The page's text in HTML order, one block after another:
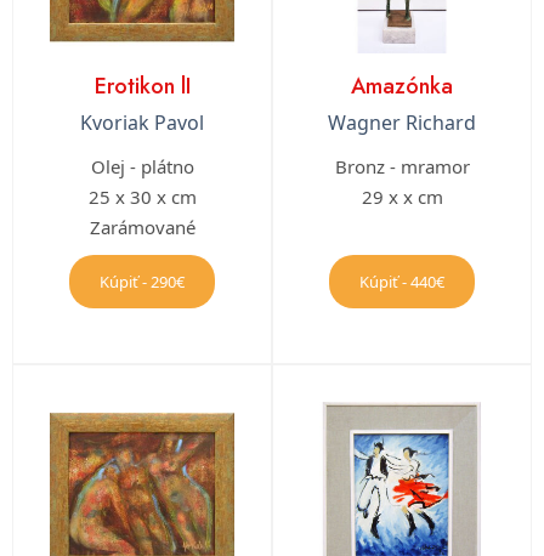
Erotikon lI
Kvoriak Pavol
Olej - plátno
25 x 30 x cm
Zarámované
Kúpiť - 290€
Amazónka
Wagner Richard
Bronz - mramor
29 x x cm
Kúpiť - 440€